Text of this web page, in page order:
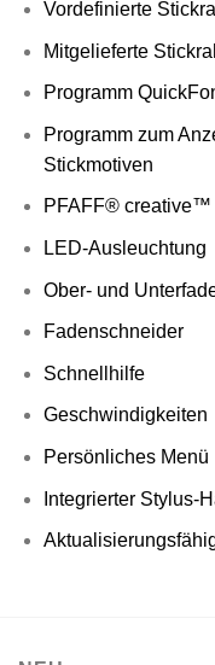
Vordefinierte
Mitgelieferte
Programm
Programm zum
Stickmotiven
PFAFF® creative™
LED-Ausleuchtung
Ober- und
Fadenschneider
Schnellhilfe
Geschwindigkeiten
Persönliches Menü
Integrierter Stylus-